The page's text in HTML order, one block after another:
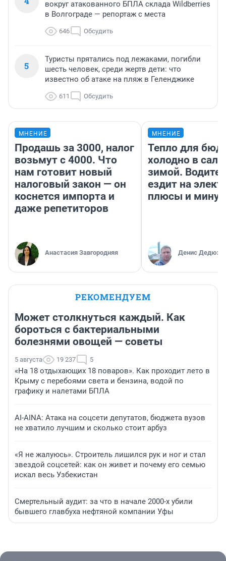
вокруг атакованного БПЛА склада Wildberries
в Волгограде — репортаж с места
646 Обсудить
5
Туристы прятались под лежаками, погибли
шесть человек, среди жертв дети: что
известно об атаке на пляж в Геленджике
611 Обсудить
МНЕНИЕ
Продашь за 3000, налог
возьмут с 4000. Что
нам готовит новый
налоговый закон — он
коснется импорта и
даже репетиторов
Анастасия Завгородняя
МНЕНИЕ
Тепло для
холодно в
зимой.
ездит на
плюсы и
Денис
РЕКОМЕНДУЕМ
Может столкнуться каждый. Как
бороться с бактериальными
болезнями овощей — советы
5 августа 19 237 5
«На 18 отдыхающих 18 поваров». Как проходит лето в
Крыму с перебоями света и бензина, водой по
графику и налетами БПЛА
AI-AINA: Атака на соцсети депутатов, бюджета вузов
не хватило лучшим и сколько стоит арбуз
«Я не жалуюсь». Строитель лишился рук и ног и стал
звездой соцсетей: как он живет и почему его семью
искал весь Узбекистан
Смертельный аудит: за что в начале 2000-х убили
бывшего главбуха нефтяной компании Уфы